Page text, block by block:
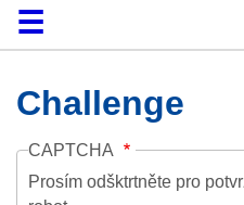
DomůKolekce
Prohlížení
Vyhledávání
O platformě
Challenge
CAPTCHA
Prosím odšktrtněte pro